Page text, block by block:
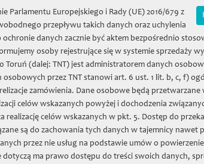
Mój koszyk | (0) 0 zł
Jubileusz Zamówienia Sala kolumnowa
Galeria
population indices of
Parlamentu Europejskiego i Rady (UE) 2016/679 z
przepływu takich danych oraz uchylenia
danych zacznie być aktem bezpośrednio
osoby rejestrujące się w systemie sprzedaży
Toruń (dalej: TNT) jest administratorem danych
przez TNT stanowi art. 6 ust. 1 lit. b, c, f)
zamówienia. Dane osobowe będą przetwarzane
celów wskazanych powyżej i dochodzenia
celów wskazanych w pkt. 5. Dostęp do
są do zachowania tych danych w tajemnicy nawet
przez nie usług na podstawie umów o
ma prawo dostępu do treści swoich danych,